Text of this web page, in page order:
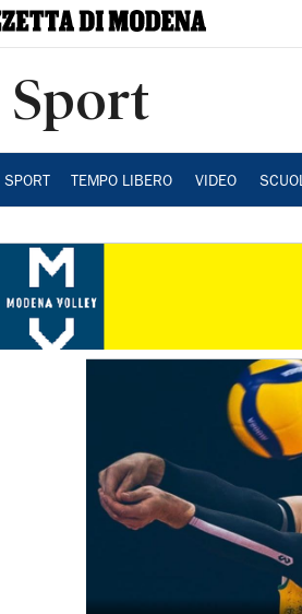
Sport
SPORT TEMPO LIBERO VIDEO